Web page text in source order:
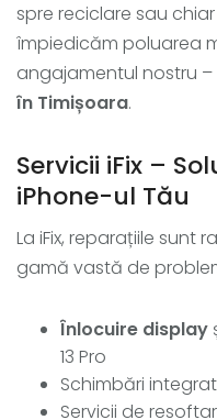
spre reciclare sau
împiedicăm poluarea
angajamentul nostru –
în Timișoara.
Servicii iFix –
iPhone-ul Tău
La iFix, reparațiile sunt
gamă vastă de
Înlocuire display
13 Pro
Schimbări
Servicii de